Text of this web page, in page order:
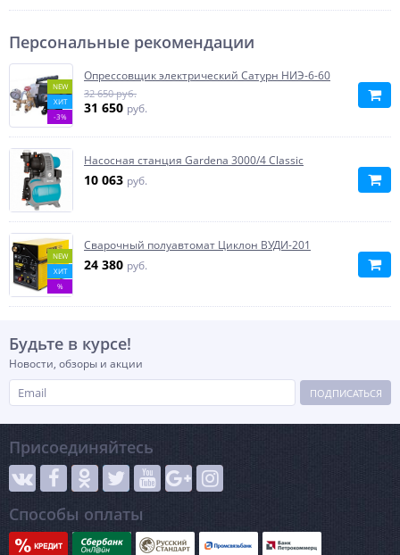
Персональные рекомендации
NEW
ХИТ
-3%
Опрессовщик электрический Сатурн НИЭ-6-60
32 650 руб.
31 650 руб.
Насосная станция Gardena 3000/4 Classic
10 063 руб.
NEW
ХИТ
%
Сварочный полуавтомат Циклон ВУДИ-201
24 380 руб.
Будьте в курсе!
Новости, обзоры и акции
ПОДПИСАТЬСЯ
Присоединяйтесь
Способы оплаты